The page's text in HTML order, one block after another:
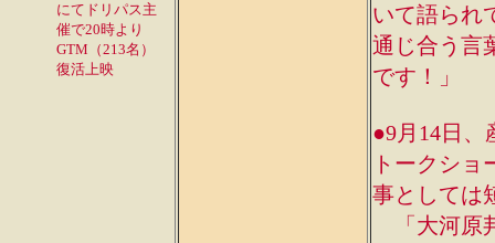
にてドリパス主
催で20時より
GTM（213名）
復活上映
いて語られ
通じ合う言
です！」
●9月14日、
トークシ
事としては
「大河原